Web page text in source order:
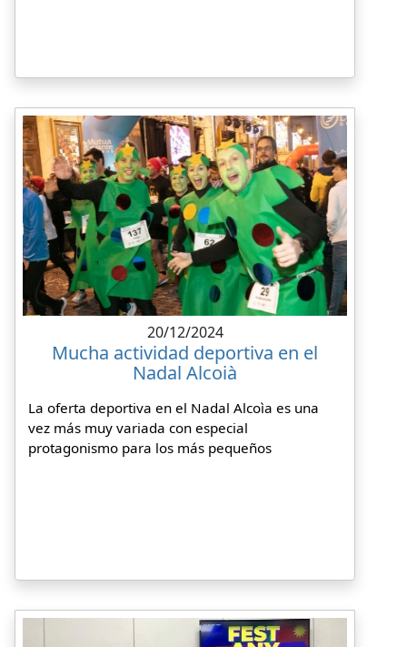
20/12/2024
Mucha actividad deportiva en el
Nadal Alcoià
La oferta deportiva en el Nadal Alcoìa es una
vez más muy variada con especial
protagonismo para los más pequeños